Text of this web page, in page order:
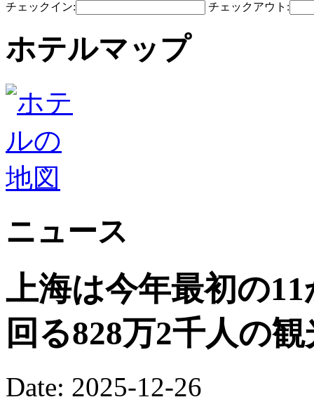
チェックイン: チェックアウト:
ホテルマップ
ニュース
上海は今年最初の
回る828万2千人の
Date: 2025-12-26